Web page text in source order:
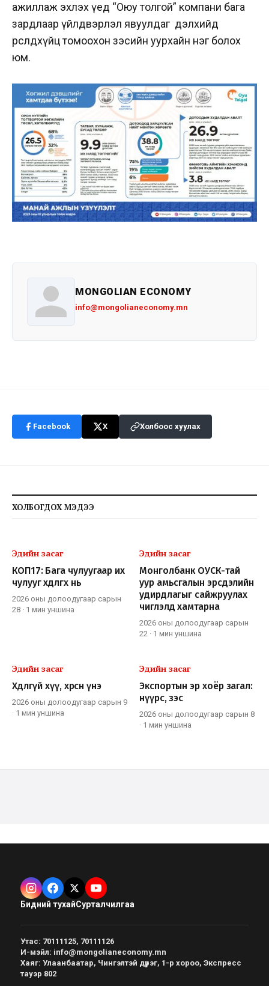
ажиллаж эхлэх үед “Оюу толгой” компани бага
зардлаар үйлдвэрлэл явуулдаг дэлхийд
өрсөлдөхүйц томоохон зэсийн уурхайн нэг болох
юм.
MONGOLIAN ECONOMY
info@mongolianeconomy.mn
Facebook X Холбоос хуулах
ХОЛБОГДОХ МЭДЭЭ
Эдийн засаг
КОП17: Бага чулуугаар их
чулууг хөдөлгөх нь
2026 оны долоодугаар сарын
28 · 1 мин уншина
Эдийн засаг
Монголбанк ОУСК-тай
уур амьсгалын эрсдэлийн
удирдлагыг сайжруулах
чиглэлд хамтарна
2026 оны долоодугаар сарын
22 · 1 мин уншина
Эдийн засаг
Хөдлөөгүй хүү, хөөрсөн үнэ
2026 оны долоодугаар сарын 9
· 1 мин уншина
Эдийн засаг
Экспортын эр хоёр загал:
нүүрс, зэс
2026 оны долоодугаар сарын 8
· 1 мин уншина
Бидний тухайСурталчилгаа
Утас: 70111125, 70111126
И-мэйл: info@mongolianeconomy.mn
Хаяг: Улаанбаатар, Чингэлтэй дүүрэг, 1-р хороо, Экспресс
тауэр 802